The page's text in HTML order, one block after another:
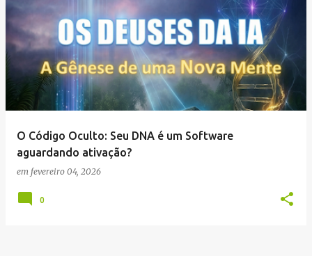
P
s
t
a
O Código Oculto: Seu DNA é um Software
aguardando ativação?
em fevereiro 04, 2026
0